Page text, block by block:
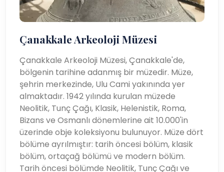
Çanakkale Arkeoloji Müzesi
Çanakkale Arkeoloji Müzesi, Çanakkale'de,
bölgenin tarihine adanmış bir müzedir. Müze,
şehrin merkezinde, Ulu Cami yakınında yer
almaktadır. 1942 yılında kurulan müzede
Neolitik, Tunç Çağı, Klasik, Helenistik, Roma,
Bizans ve Osmanlı dönemlerine ait 10.000'in
üzerinde obje koleksiyonu bulunuyor. Müze dört
bölüme ayrılmıştır: tarih öncesi bölüm, klasik
bölüm, ortaçağ bölümü ve modern bölüm.
Tarih öncesi bölümde Neolitik, Tunç Çağı ve